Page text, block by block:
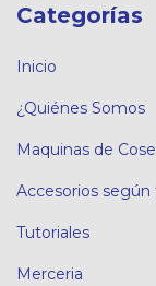
Categorías
Inicio
¿Quiénes Somos
Maquinas de
Accesorios
Tutoriales
Merceria